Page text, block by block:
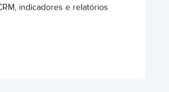
indicadores e relatórios